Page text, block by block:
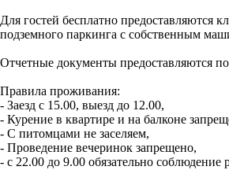
Для гостей бесплатно предоставляются
подземного паркинга с собственным
Отчетные документы предоставляются по
Правила проживания:
- Заезд с 15.00, выезд до 12.00,
- Курение в квартире и на балконе
- С питомцами не заселяем,
- Проведение вечеринок запрещено,
- с 22.00 до 9.00 обязательно